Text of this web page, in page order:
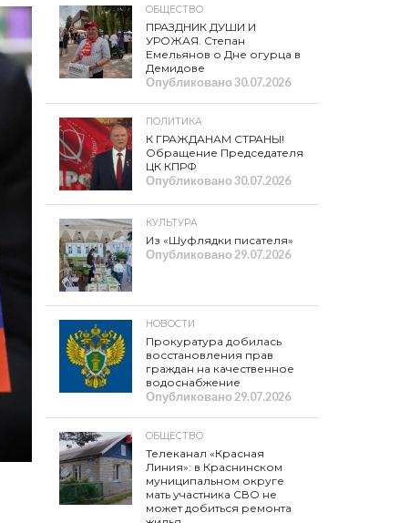
ОБЩЕСТВО
ПРАЗДНИК ДУШИ И
УРОЖАЯ. Степан
Емельянов о Дне огурца в
Демидове
Опубликовано30.07.2026
ПОЛИТИКА
К ГРАЖДАНАМ СТРАНЫ!
Обращение Председателя
ЦК КПРФ
Опубликовано30.07.2026
КУЛЬТУРА
Из «Шуфлядки писателя»
Опубликовано29.07.2026
НОВОСТИ
Прокуратура добилась
восстановления прав
граждан на качественное
водоснабжение
Опубликовано29.07.2026
ОБЩЕСТВО
Телеканал «Красная
Линия»: в Краснинском
муниципальном округе
мать участника СВО не
может добиться ремонта